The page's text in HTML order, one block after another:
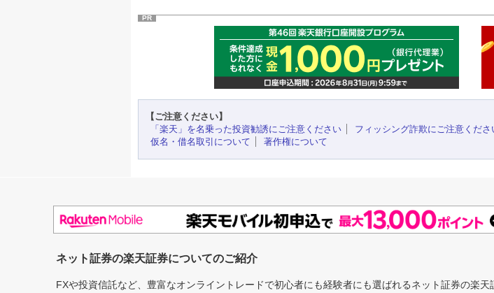
PR
【ご注意ください】
「楽天」を名乗った投資勧誘にご注意ください
フィッシング詐欺にご注意くださ
仮名・借名取引について
著作権について
ネット証券の楽天証券についてのご紹介
FXや投資信託など、豊富なオンライントレードで初心者にも経験者にも選ばれるネット証券の楽